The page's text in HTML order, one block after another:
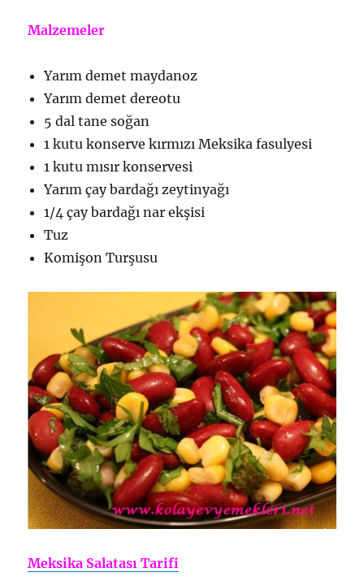
Malzemeler
Yarım demet maydanoz
Yarım demet dereotu
5 dal tane soğan
1 kutu konserve kırmızı Meksika fasulyesi
1 kutu mısır konservesi
Yarım çay bardağı zeytinyağı
1/4 çay bardağı nar ekşisi
Tuz
Komişon Turşusu
Meksika Salatası Tarifi